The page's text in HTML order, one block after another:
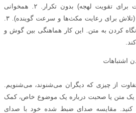
صوتی کوتاه (مثل یک پادکست برای تقویت لهجه) بدون تکرار. ۲. همخوانی
کردن به متن. این کار هماهنگی بین گوش و
اشتباهات
از چیزی که دیگران می‌شنوند، می‌شنویم.
یک متن یا صحبت درباره یک موضوع خاص، کمک
کنید. مقایسه صدای ضبط شده خود با صدای